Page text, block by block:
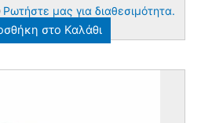
Η
τρέχουσα
τιμή
είναι:
Ρωτήστε μας για διαθεσιμότητα.
στο Καλάθι